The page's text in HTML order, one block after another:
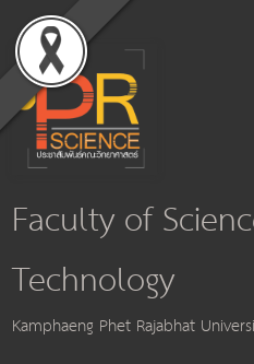
Faculty of
Technology
Kamphaeng Phet Rajabhat